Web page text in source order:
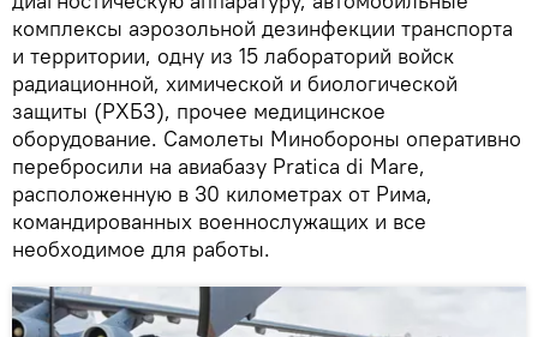
комплексы аэрозольной дезинфекции транспорта
и территории, одну из 15 лабораторий войск
радиационной, химической и биологической
защиты (РХБЗ), прочее медицинское
оборудование. Самолеты Минобороны оперативно
перебросили на авиабазу Pratica di Mare,
расположенную в 30 километрах от Рима,
командированных военнослужащих и все
необходимое для работы.